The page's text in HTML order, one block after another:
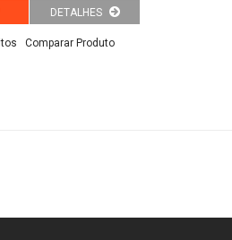
DETALHES
Comparar Produto